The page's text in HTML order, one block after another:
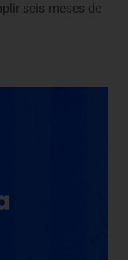
seis meses de